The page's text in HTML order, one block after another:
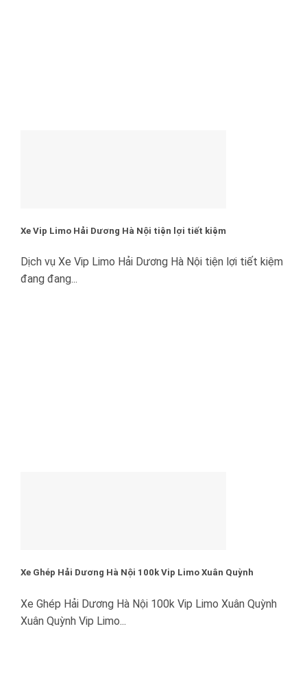
Xe Vip Limo Hải Dương Hà Nội tiện lợi tiết kiệm
Dịch vụ Xe Vip Limo Hải Dương Hà Nội tiện lợi tiết kiệm
đang đang...
Xe Ghép Hải Dương Hà Nội 100k Vip Limo Xuân Quỳnh
Xe Ghép Hải Dương Hà Nội 100k Vip Limo Xuân Quỳnh
Xuân Quỳnh Vip Limo...